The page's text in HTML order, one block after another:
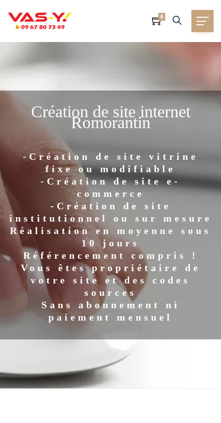
0
Création de site internet
Romorantin
-Création de site vitrine
fixe ou modifiable
-Création de site e-
commerce
-Création de site
institutionnel ou sur mesure
Réalisation en moyenne sous
10 jours
Référencement compris !
Vous êtes propriétaire de
votre site et des codes
sources
Sans abonnement ni
paiement mensuel